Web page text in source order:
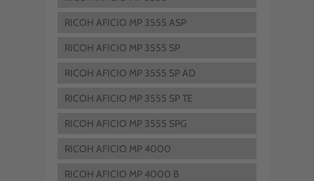
RICOH AFICIO MP 3555 ASP
RICOH AFICIO MP 3555 SP
RICOH AFICIO MP 3555 SP AD
RICOH AFICIO MP 3555 SP TE
RICOH AFICIO MP 3555 SPG
RICOH AFICIO MP 4000
RICOH AFICIO MP 4000 B